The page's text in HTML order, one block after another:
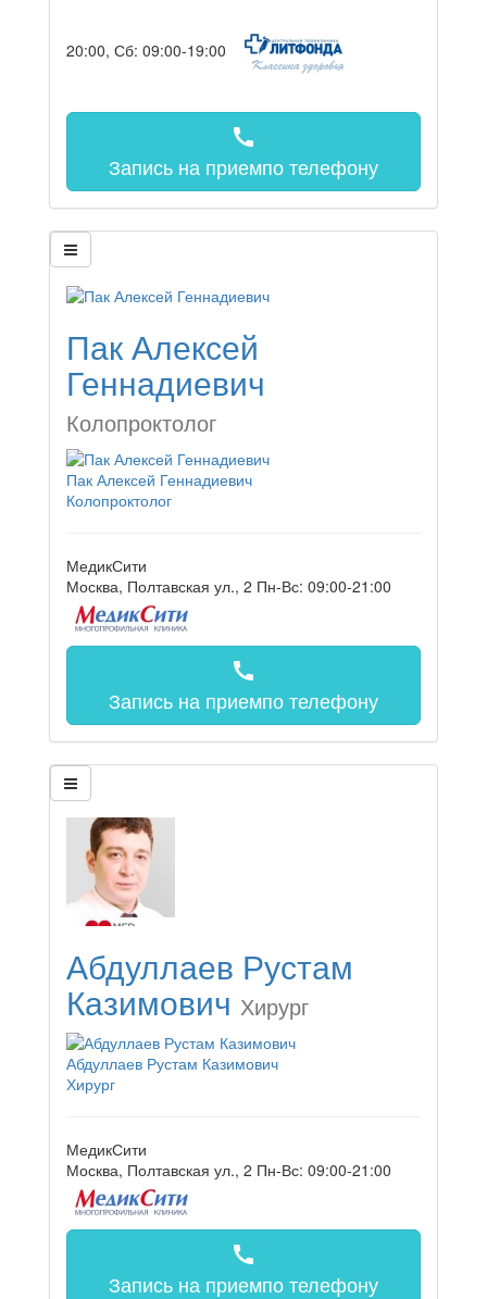
20:00, Сб: 09:00-19:00
call
Запись на приемпо телефону
Пак Алексей
Геннадиевич
Колопроктолог
Пак Алексей Геннадиевич
Колопроктолог
МедикСити
Москва, Полтавская ул., 2 Пн-Вс: 09:00-21:00
call
Запись на приемпо телефону
Абдуллаев Рустам
Казимович Хирург
Абдуллаев Рустам Казимович
Хирург
МедикСити
Москва, Полтавская ул., 2 Пн-Вс: 09:00-21:00
call
Запись на приемпо телефону